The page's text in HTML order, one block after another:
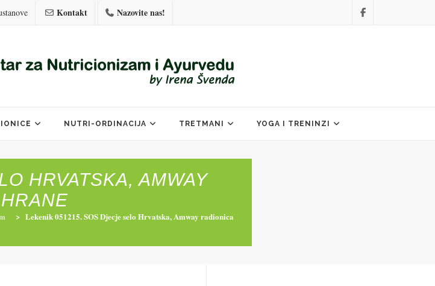
Kontakt Nazovite nas!
NUTRI-ORDINACIJA TRETMANI YOGA I TRENINZI
HRVATSKA, AMWAY
> Lekenik 051215. SOS Djecje selo Hrvatska, Amway radionica